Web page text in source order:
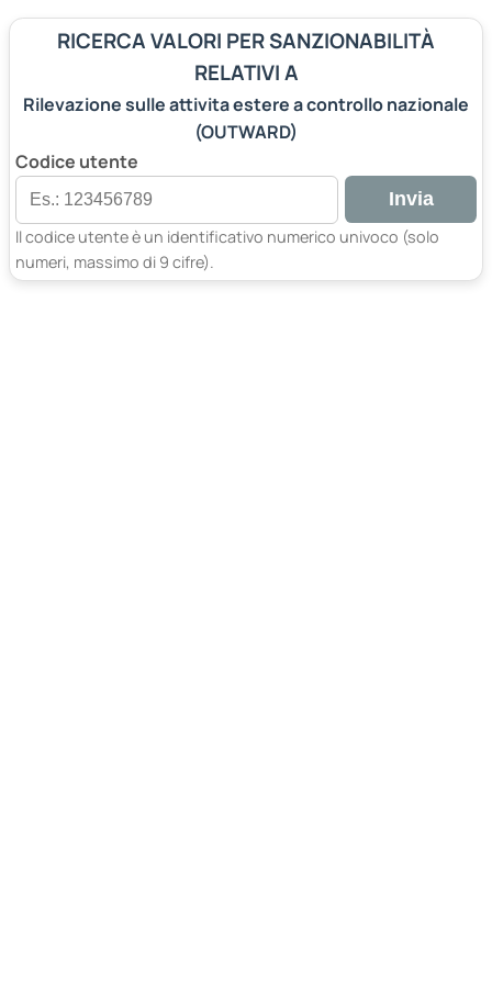
RICERCA VALORI PER SANZIONABILITÀ
RELATIVI A
Rilevazione sulle attivita estere a controllo nazionale
(OUTWARD)
Codice utente
Invia
Il codice utente è un identificativo numerico univoco (solo
numeri, massimo di 9 cifre).
Compila il campo per ricercare dati di addetti e/o fatturato